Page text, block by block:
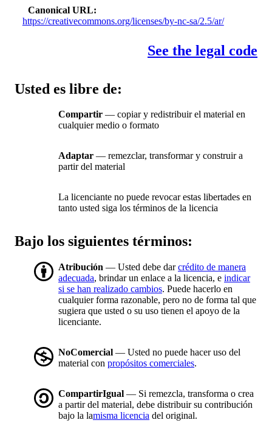
Canonical URL
https://creativecommons.org/licenses/by-nc-sa/2.5/ar/
See the legal code
Usted es libre de:
Compartir — copiar y redistribuir el material en
cualquier medio o formato
Adaptar — remezclar, transformar y construir a
partir del material
La licenciante no puede revocar estas libertades en
tanto usted siga los términos de la licencia
Bajo los siguientes términos:
Atribución — Usted debe darcrédito de manera
adecuada, brindar un enlace a la licencia, e indicar
si se han realizado cambios. Puede hacerlo en
cualquier forma razonable, pero no de forma tal que
sugiera que usted o su uso tienen el apoyo de la
licenciante.
NoComercial — Usted no puede hacer uso del
material con propósitos comerciales.
CompartirIgual — Si remezcla, transforma o crea
a partir del material, debe distribuir su contribución
bajo la lamisma licencia del original.